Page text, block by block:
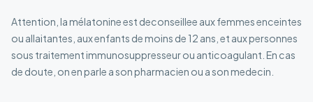
Attention, la mélatonine est deconseillee aux femmes enceintes
ou allaitantes, aux enfants de moins de 12 ans, et aux personnes
sous traitement immunosuppresseur ou anticoagulant. En cas
de doute, on en parle a son pharmacien ou a son medecin.